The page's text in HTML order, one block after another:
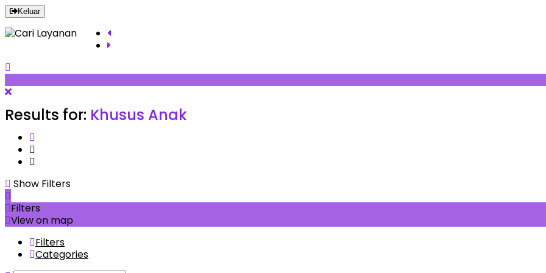
Keluar
Results for: Khusus Anak
Show Filters
Filters
View on map
Filters
Categories